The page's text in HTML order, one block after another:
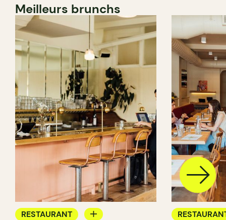
Meilleurs brunchs
RESTAURANT